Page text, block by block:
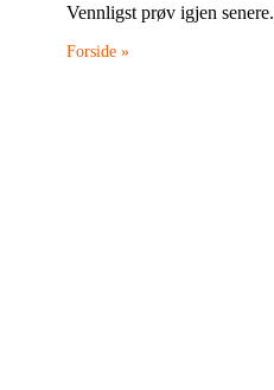
Vennligst prøv igjen senere.
Forside »